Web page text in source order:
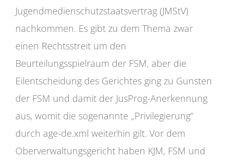
Jugendmedienschutzstaatsvertrag (JMStV)
nachkommen. Es gibt zu dem Thema zwar
einen Rechtsstreit um den
Beurteilungsspielraum der FSM, aber die
Eilentscheidung des Gerichtes ging zu Gunsten
der FSM und damit der JusProg-Anerkennung
aus, womit die sogenannte „Privilegierung“
durch age-de.xml weiterhin gilt. Vor dem
Oberverwaltungsgericht haben KJM, FSM und